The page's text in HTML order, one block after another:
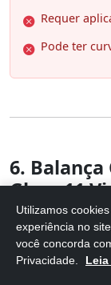
Requer
Pode ter
6.
Glass 11
Utilizamos
experiência no
você concorda
Privacidade.